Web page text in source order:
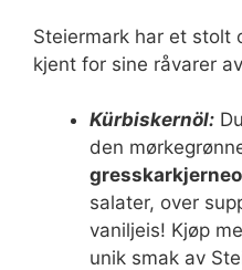
Steiermark har et stolt
kjent for sine råvarer
Kürbiskernöl:
den
salater, over
vaniljeis! Kjøp
unik smak av